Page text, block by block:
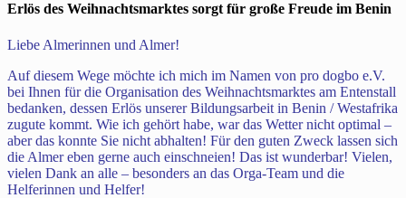
Erlös des Weihnachtsmarktes sorgt für große Freude im Benin
Liebe Almerinnen und Almer!
Auf diesem Wege möchte ich mich im Namen von pro dogbo e.V.
bei Ihnen für die Organisation des Weihnachtsmarktes am Entenstall
bedanken, dessen Erlös unserer Bildungsarbeit in Benin / Westafrika
zugute kommt. Wie ich gehört habe, war das Wetter nicht optimal –
aber das konnte Sie nicht abhalten! Für den guten Zweck lassen sich
die Almer eben gerne auch einschneien! Das ist wunderbar! Vielen,
vielen Dank an alle – besonders an das Orga-Team und die
Helferinnen und Helfer!